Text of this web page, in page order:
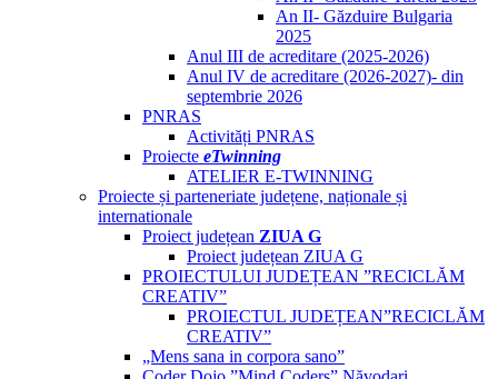
An II- Găzduire Bulgaria
2025
Anul III de acreditare (2025-2026)
Anul IV de acreditare (2026-2027)- din
septembrie 2026
PNRAS
Activități PNRAS
Proiecte eTwinning
ATELIER E-TWINNING
Proiecte și parteneriate județene, naționale și
internationale
Proiect județean ZIUA G
Proiect județean ZIUA G
PROIECTULUI JUDEȚEAN ”RECICLĂM
CREATIV”
PROIECTUL JUDEȚEAN”RECICLĂM
CREATIV”
„Mens sana in corpora sano”